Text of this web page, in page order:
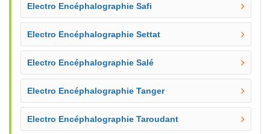
Electro Encéphalographie Safi
Electro Encéphalographie Settat
Electro Encéphalographie Salé
Electro Encéphalographie Tanger
Electro Encéphalographie Taroudant